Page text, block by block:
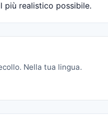
più realistico possibile.
Nella tua lingua.